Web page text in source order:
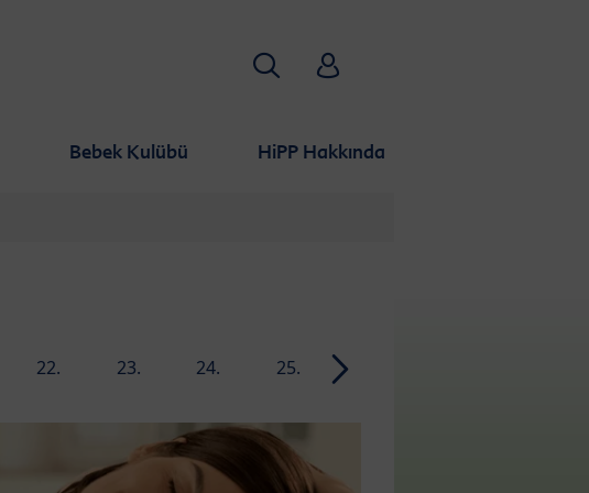
Bebek Kulübü HiPP Hakkında
AramakHiPP Babyclub
22.
23.
24.
25.